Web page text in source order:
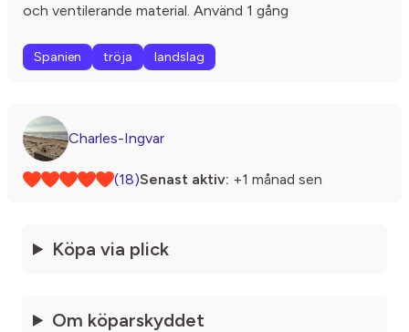
och ventilerande material. Använd 1 gång
Spanien tröja landslag
Charles-Ingvar
(18)Senast aktiv: +1 månad sen
Köpa via plick
Om köparskyddet